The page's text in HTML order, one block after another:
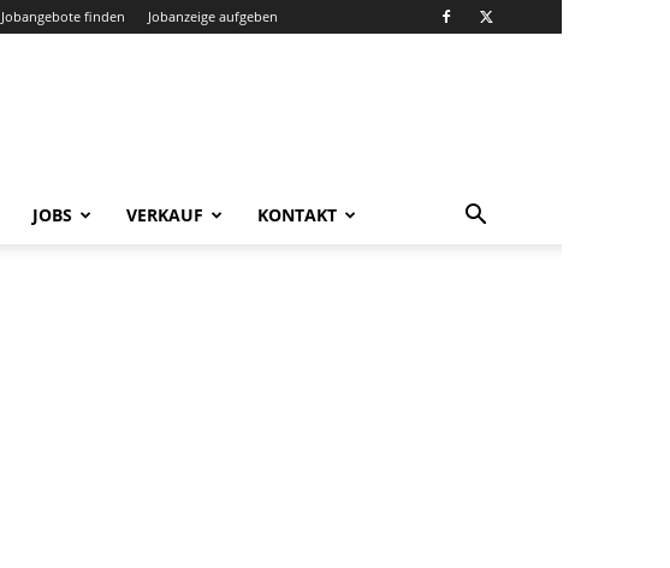
Jobangebote finden Jobanzeige aufgeben
JOBS VERKAUF KONTAKT